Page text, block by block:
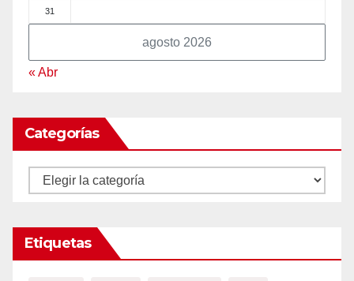
agosto 2026
31
« Abr
Categorías
Categorías
Etiquetas